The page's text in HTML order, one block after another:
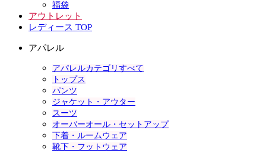
福袋
アウトレット
レディース TOP
アパレル
アパレルカテゴリすべて
トップス
パンツ
ジャケット・アウター
スーツ
オーバーオール・セットアップ
下着・ルームウェア
靴下・フットウェア